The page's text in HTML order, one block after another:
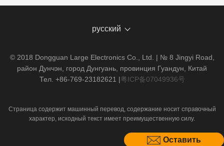
Оставить
русский
© 2018 Dongguan Large Electronics Co., Ltd. | № 8 Jingyi Road,
район Дунчэн, город Дунгуань, провинция Гуандун, Китай
Тел. +86-769-23182621 |粤ICP备07049936号
Страница содержит машинный перевод, содержание носит справочный
характер, исходный текст имеет преимущественную силу.